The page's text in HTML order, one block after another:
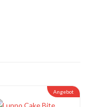
Angebot